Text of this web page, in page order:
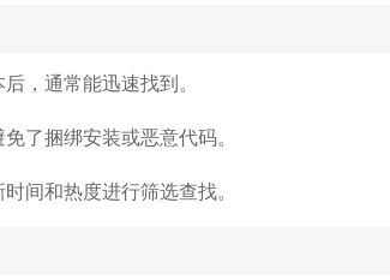
，通常能迅速找到。
了捆绑安装或恶意代码。
间和热度进行筛选查找。